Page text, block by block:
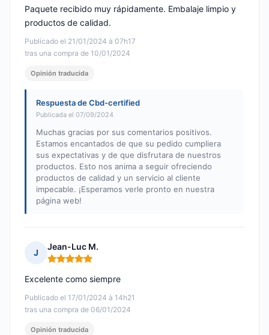
Publicado el 21/01/2024 à 07h17
tras una compra de 10/01/2024
Paquete recibido muy rápidamente. Embalaje limpio y
productos de calidad.
Opinión traducida
Respuesta de Cbd-certified
Publicada el 07/09/2024
Muchas gracias por sus comentarios positivos.
Estamos encantados de que su pedido cumpliera
sus expectativas y de que disfrutara de nuestros
productos. Esto nos anima a seguir ofreciendo
productos de calidad y un servicio al cliente
impecable. ¡Esperamos verle pronto en nuestra
página web!
J
Jean-Luc M.
Nota: 5 de 5
Publicado el 17/01/2024 à 14h21
tras una compra de 06/01/2024
Excelente como siempre
Opinión traducida